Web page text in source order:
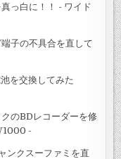
っ白に！！ - ワイド
子の不具合を直して
を交換してみた
のBDレコーダーを修
-
ンクスーファミを直